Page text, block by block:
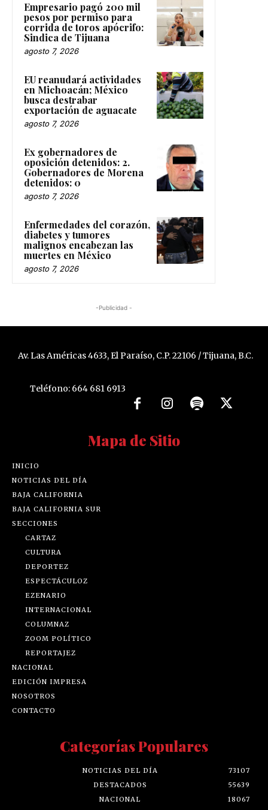
Empresario pagó 200 mil
pesos por permiso para
corrida de toros apócrifo:
Sindica de Tijuana
agosto 7, 2026
EU reanudará actividades
en Michoacán; México
busca destrabar
exportación de aguacate
agosto 7, 2026
Ex gobernadores de
oposición detenidos: 2.
Gobernadores de Morena
detenidos: 0
agosto 7, 2026
Enfermedades del corazón,
diabetes y tumores
malignos encabezan las
muertes en México
agosto 7, 2026
-Publicidad -
Av. Las Américas 4633, El Paraíso, C.P. 22106 / Tijuana, B.C.
Teléfono: 664 681 6913
Mapa de Sitio
INICIO
NOTICIAS DEL DÍA
BAJA CALIFORNIA
BAJA CALIFORNIA SUR
SECCIONES
CARTAZ
CULTURA
DEPORTEZ
ESPECTÁCULOZ
EZENARIO
INTERNACIONAL
COLUMNAZ
ZOOM POLÍTICO
REPORTAJEZ
NACIONAL
EDICIÓN IMPRESA
NOSOTROS
CONTACTO
Categorías Populares
NOTICIAS DEL DÍA
73107
DESTACADOS
55639
NACIONAL
18067